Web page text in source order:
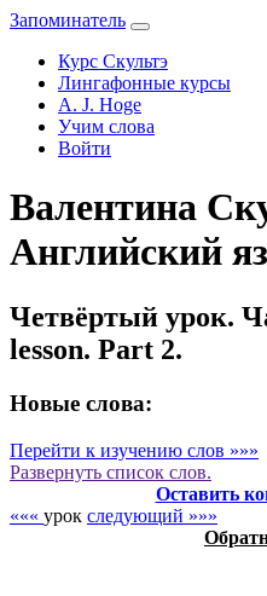
Запоминатель
Курс Скультэ
Лингафонные курсы
A. J. Hoge
Учим слова
Войти
Валентина
Английский
Четвёртый урок.
lesson. Part 2.
Новые слова:
Перейти к изучению слов »»»
Развернуть список слов.
Оставить
««« урок следующий »»»